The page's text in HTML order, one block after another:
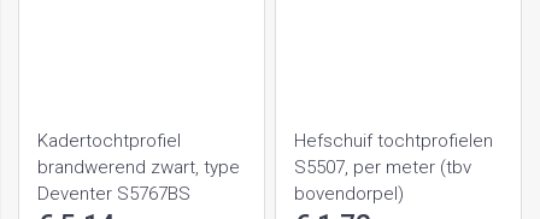
Kadertochtprofiel
brandwerend zwart, type
Deventer S5767BS
Hefschuif tochtprofielen
S5507, per meter (tbv
bovendorpel)